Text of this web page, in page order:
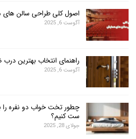
اصول کلی طراحی سالن های همایش
آگوست 6, 2025
راهنمای انتخاب بهترین درب ضد سرقت
آگوست 6, 2025
چطور تخت خواب دو نفره را با سبک
ست کنیم؟
جولای 28, 2025